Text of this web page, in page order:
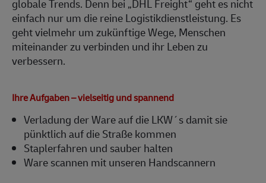
globale Trends. Denn bei „DHL Freight“ geht es nicht
einfach nur um die reine Logistikdienstleistung. Es
geht vielmehr um zukünftige Wege, Menschen
miteinander zu verbinden und ihr Leben zu
verbessern.
Ihre Aufgaben – vielseitig und spannend
Verladung der Ware auf die LKW´s damit sie
pünktlich auf die Straße kommen
Staplerfahren und sauber halten
Ware scannen mit unseren Handscannern